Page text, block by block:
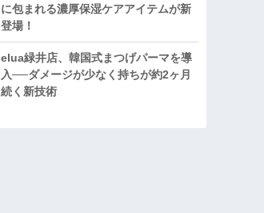
に包まれる濃厚保湿ケアアイテムが新
登場！
elua緑井店、韓国式まつげパーマを導
入──ダメージが少なく持ちが約2ヶ月
続く新技術